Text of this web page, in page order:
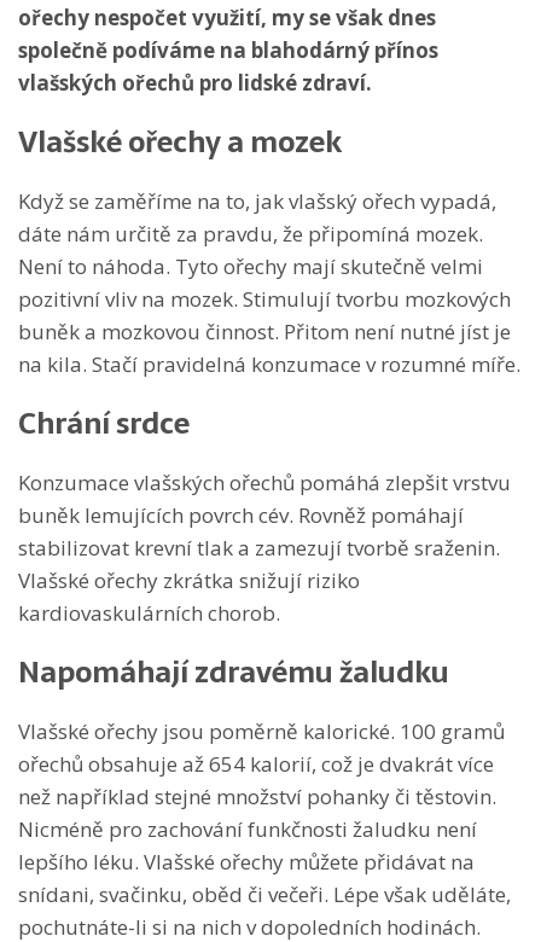
ořechy nespočet využití, my se však dnes
společně podíváme na blahodárný přínos
vlašských ořechů pro lidské zdraví.
Vlašské ořechy a mozek
Když se zaměříme na to, jak vlašský ořech vypadá,
dáte nám určitě za pravdu, že připomíná mozek.
Není to náhoda. Tyto ořechy mají skutečně velmi
pozitivní vliv na mozek. Stimulují tvorbu mozkových
buněk a mozkovou činnost. Přitom není nutné jíst je
na kila. Stačí pravidelná konzumace v rozumné míře.
Chrání srdce
Konzumace vlašských ořechů pomáhá zlepšit vrstvu
buněk lemujících povrch cév. Rovněž pomáhají
stabilizovat krevní tlak a zamezují tvorbě sraženin.
Vlašské ořechy zkrátka snižují riziko
kardiovaskulárních chorob.
Napomáhají zdravému žaludku
Vlašské ořechy jsou poměrně kalorické. 100 gramů
ořechů obsahuje až 654 kalorií, což je dvakrát více
než například stejné množství pohanky či těstovin.
Nicméně pro zachování funkčnosti žaludku není
lepšího léku. Vlašské ořechy můžete přidávat na
snídani, svačinku, oběd či večeři. Lépe však uděláte,
pochutnáte-li si na nich v dopoledních hodinách.